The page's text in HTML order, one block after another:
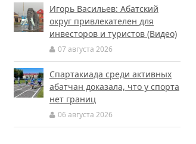
Игорь Васильев: Абатский
округ привлекателен для
инвесторов и туристов (Видео)
07 августа 2026
Спартакиада среди активных
абатчан доказала, что у спорта
нет границ
06 августа 2026